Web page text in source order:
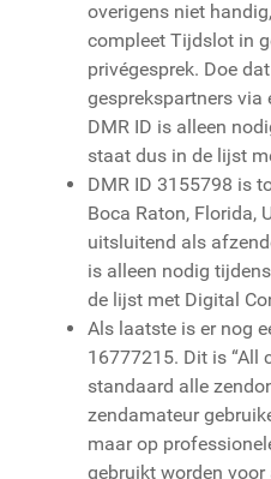
overigens niet
compleet Tijdslot in
privégesprek. Doe
gesprekspartners via
DMR ID is alleen
staat dus in de lijst
DMR ID 3155798 is
Boca Raton, Florida,
uitsluitend als
is alleen nodig
de lijst met Digital
Als laatste is er nog
16777215. Dit is “All
standaard alle
zendamateur
maar op
gebruikt worden